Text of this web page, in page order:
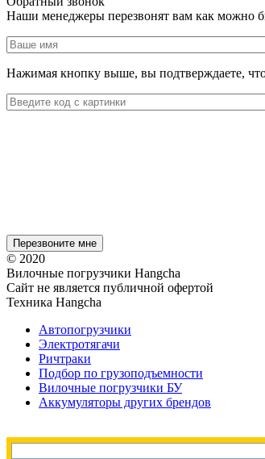
Наши менеджеры перезвонят вам как можно
Нажимая кнопку выше, вы подтверждаете,
© 2020
Вилочные погрузчики Hangcha
Сайт не является публичной офертой
Техника Hangcha
Автопогрузчики
Электротягачи
Ричтраки
Подбор по грузоподъемности
Вилочные погрузчики БУ
Аккумуляторы других брендов